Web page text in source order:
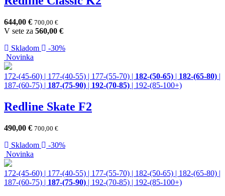
644,00 € 700,00 €
V sete za 560,00 €
Skladom
-30%
Novinka
172-(45-60) | 177-(40-55) | 177-(55-70) | 182-(50-65) | 182-(65-80) |
187-(60-75) | 187-(75-90) | 192-(70-85) | 192-(85-100+)
Redline Skate F2
490,00 € 700,00 €
Skladom
-30%
Novinka
172-(45-60) | 177-(40-55) | 177-(55-70) | 182-(50-65) | 182-(65-80) |
187-(60-75) | 187-(75-90) | 192-(70-85) | 192-(85-100+)